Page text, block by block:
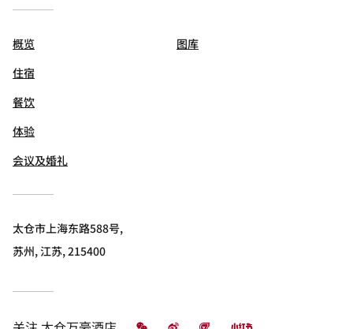
概览
住宿
餐饮
体验
会议及婚礼
图库
太仓市上海东路588号,
苏州, 江苏, 215400